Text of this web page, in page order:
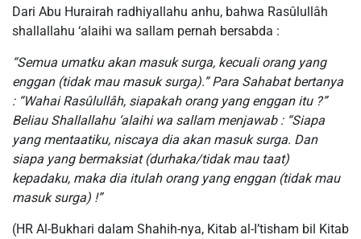
Dari Abu Hurairah radhiyallahu anhu, bahwa Rasûlullâh
shallallahu ‘alaihi wa sallam pernah bersabda :
“Semua umatku akan masuk surga, kecuali orang yang
enggan (tidak mau masuk surga).” Para Sahabat bertanya
: “Wahai Rasûlullâh, siapakah orang yang enggan itu ?”
Beliau Shallallahu ‘alaihi wa sallam menjawab : “Siapa
yang mentaatiku, niscaya dia akan masuk surga. Dan
siapa yang bermaksiat (durhaka/tidak mau taat)
kepadaku, maka dia itulah orang yang enggan (tidak mau
masuk surga) !”
(HR Al-Bukhari dalam Shahih-nya, Kitab al-I’tisham bil Kitab